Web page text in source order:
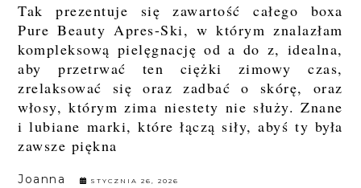
Tak prezentuje się zawartość całego boxa
Pure Beauty Apres-Ski, w którym znalazłam
kompleksową pielęgnację od a do z, idealna,
aby przetrwać ten ciężki zimowy czas,
zrelaksować się oraz zadbać o skórę, oraz
włosy, którym zima niestety nie służy. Znane
i lubiane marki, które łączą siły, abyś ty była
zawsze piękna
Joanna STYCZNIA 26, 2026